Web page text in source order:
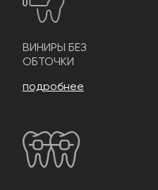
ВИНИРЫ БЕЗ
ОБТОЧКИ
подробнее